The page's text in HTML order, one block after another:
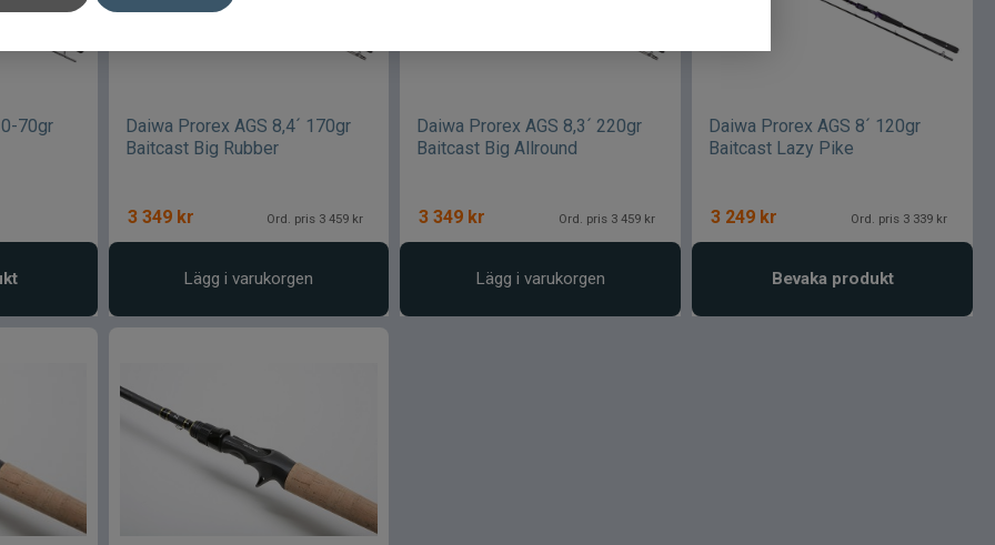
70gr
Daiwa Prorex AGS 8,4´ 170gr
Baitcast Big Rubber
3 349 kr Ord. pris 3 459 kr
Lägg i varukorgen
Daiwa Prorex AGS 8,3´ 220gr
Baitcast Big Allround
3 349 kr Ord. pris 3 459 kr
Lägg i varukorgen
Daiwa Prorex AGS 8´ 120gr
Baitcast Lazy Pike
3 249 kr Ord. pris 3 339 kr
Bevaka produkt